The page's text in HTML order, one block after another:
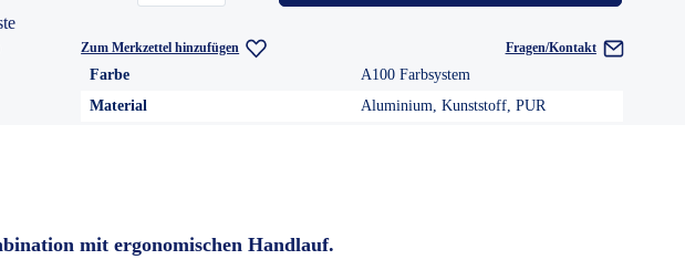
Zum Merkzettel hinzufügen Fragen/Kontakt
Farbe
A100 Farbsystem
Material
Aluminium, Kunststoff, PUR
mit ergonomischen Handlauf.